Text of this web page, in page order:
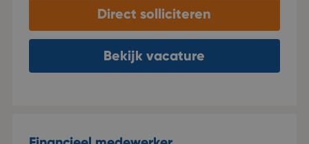
hier alles voor, van ontwerp tot marketing en
distributie. Elk blad beschikt over een eigen
website en social media kanalen. Naast het
uitgeven van tijdschriften, ondersteunen ze ook
Direct solliciteren
Bekijk vacature